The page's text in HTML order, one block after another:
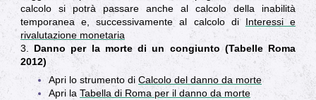
calcolo si potrà passare anche al calcolo della inabilità
temporanea e, successivamente al calcolo di Interessi e
rivalutazione monetaria
3.Danno per la morte di un congiunto (Tabelle Roma
2012)
Apri lo strumento di Calcolo del danno da morte
Apri la Tabella di Roma per il danno da morte